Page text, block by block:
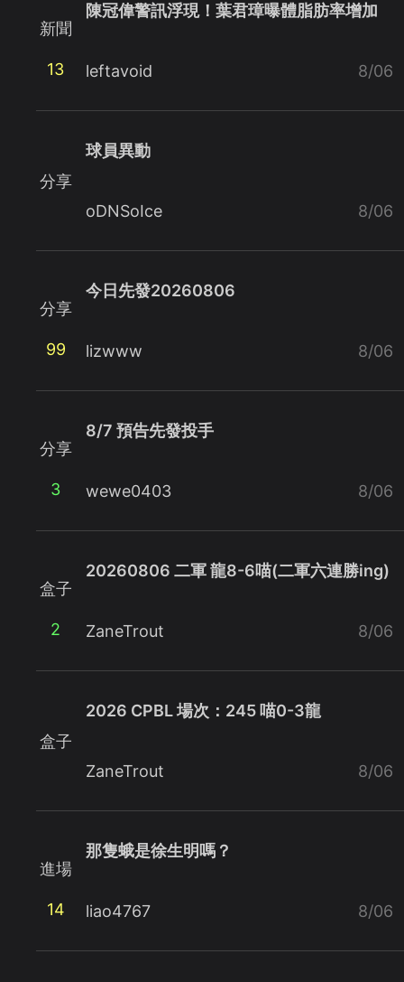
新聞
13
陳冠偉警訊浮現！葉君璋曝體脂肪率增加
leftavoid 8/06
分享
球員異動
oDNSoIce 8/06
分享
99
今日先發20260806
lizwww 8/06
分享
3
8/7 預告先發投手
wewe0403 8/06
盒子
2
20260806 二軍 龍8-6喵(二軍六連勝ing)
ZaneTrout 8/06
盒子
2026 CPBL 場次：245 喵0-3龍
ZaneTrout 8/06
進場
14
那隻蛾是徐生明嗎？
liao4767 8/06